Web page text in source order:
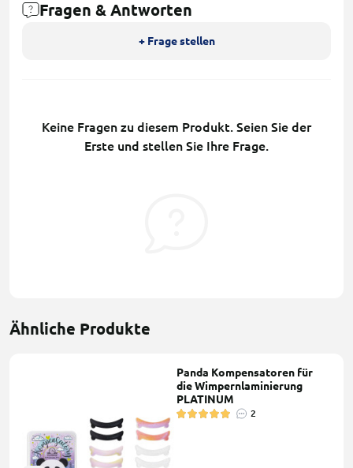
Fragen & Antworten
+ Frage stellen
Keine Fragen zu diesem Produkt. Seien Sie der
Erste und stellen Sie Ihre Frage.
Ähnliche Produkte
Panda Kompensatoren für
die Wimpernlaminierung
PLATINUM
2